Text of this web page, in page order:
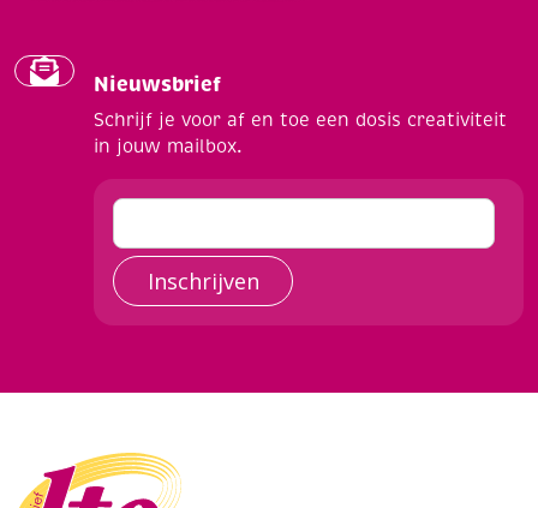
Nieuwsbrief
Schrijf je voor af en toe een dosis creativiteit
in jouw mailbox.
Inschrijven